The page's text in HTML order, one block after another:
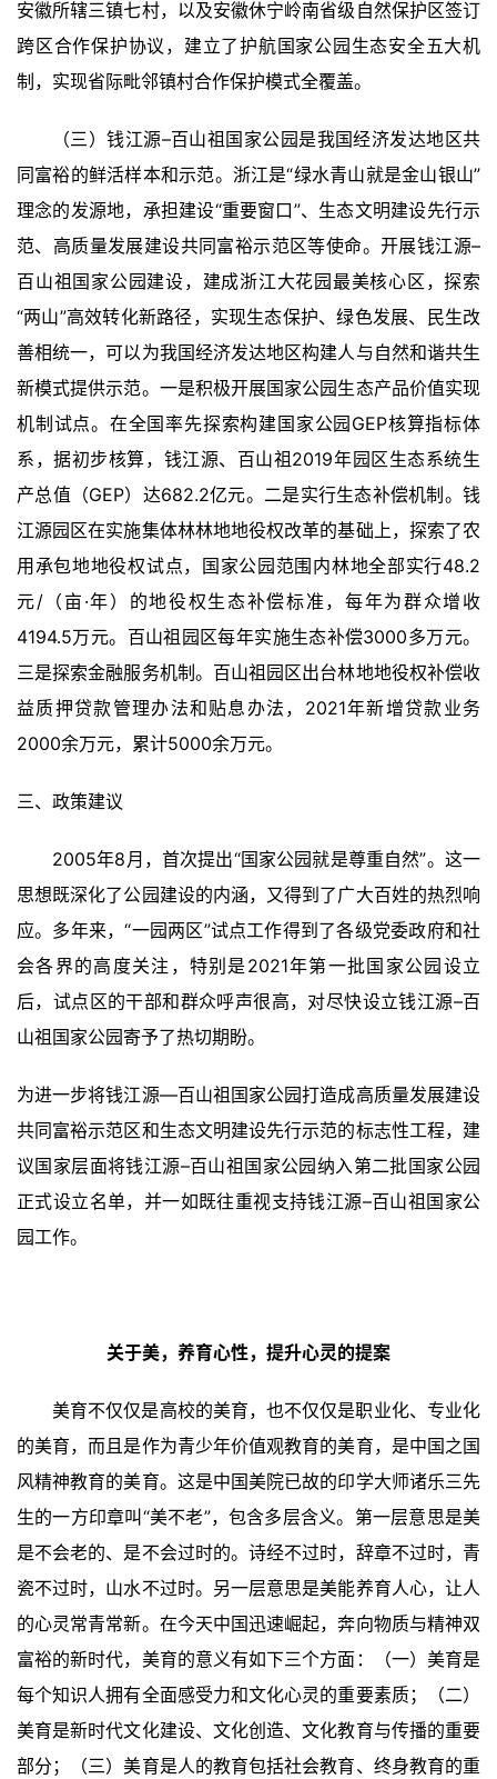
书
欣
赏
夜
话
美
图
库
容
寫
錯
用
的
繁
體
一
百
例
安徽所辖三镇七村，以及安徽休宁岭南省级自然保护区签订
跨区合作保护协议，建立了护航国家公园生态安全五大机
制，实现省际毗邻镇村合作保护模式全覆盖。
（三）钱江源–百山祖国家公园是我国经济发达地区共
同富裕的鲜活样本和示范。浙江是“绿水青山就是金山银山”
理念的发源地，承担建设“重要窗口”、生态文明建设先行示
范、高质量发展建设共同富裕示范区等使命。开展钱江源–
百山祖国家公园建设，建成浙江大花园最美核心区，探索
“两山”高效转化新路径，实现生态保护、绿色发展、民生改
善相统一，可以为我国经济发达地区构建人与自然和谐共生
新模式提供示范。一是积极开展国家公园生态产品价值实现
机制试点。在全国率先探索构建国家公园GEP核算指标体
系，据初步核算，钱江源、百山祖2019年园区生态系统生
产总值（GEP）达682.2亿元。二是实行生态补偿机制。钱
江源园区在实施集体林林地地役权改革的基础上，探索了农
用承包地地役权试点，国家公园范围内林地全部实行48.2
元/（亩·年）的地役权生态补偿标准，每年为群众增收
4194.5万元。百山祖园区每年实施生态补偿3000多万元。
三是探索金融服务机制。百山祖园区出台林地地役权补偿收
益质押贷款管理办法和贴息办法，2021年新增贷款业务
2000余万元，累计5000余万元。
三、政策建议
2005年8月，首次提出“国家公园就是尊重自然”。这一
思想既深化了公园建设的内涵，又得到了广大百姓的热烈响
应。多年来，“一园两区”试点工作得到了各级党委政府和社
会各界的高度关注，特别是2021年第一批国家公园设立
后，试点区的干部和群众呼声很高，对尽快设立钱江源–百
山祖国家公园寄予了热切期盼。
为进一步将钱江源—百山祖国家公园打造成高质量发展建设
共同富裕示范区和生态文明建设先行示范的标志性工程，建
议国家层面将钱江源–百山祖国家公园纳入第二批国家公园
正式设立名单，并一如既往重视支持钱江源–百山祖国家公
园工作。
关于美，养育心性，提升心灵的提案
美育不仅仅是高校的美育，也不仅仅是职业化、专业化
的美育，而且是作为青少年价值观教育的美育，是中国之国
风精神教育的美育。这是中国美院已故的印学大师诸乐三先
生的一方印章叫“美不老”，包含多层含义。第一层意思是美
是不会老的、是不会过时的。诗经不过时，辞章不过时，青
瓷不过时，山水不过时。另一层意思是美能养育人心，让人
的心灵常青常新。在今天中国迅速崛起，奔向物质与精神双
富裕的新时代，美育的意义有如下三个方面：（一）美育是
每个知识人拥有全面感受力和文化心灵的重要素质；（二）
美育是新时代文化建设、文化创造、文化教育与传播的重要
部分；（三）美育是人的教育包括社会教育、终身教育的重